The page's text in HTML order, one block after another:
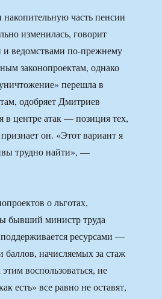
часть пенсии
изменилась, говорит
ведомствами по-прежнему
законопроектам, однако
перешла в
одобряет Дмитриев
центре атак — позиция тех,
он. «Этот вариант я
трудно найти», —
о льготах,
бывший министр труда
ресурсами —
баллов, начисляемых за стаж
воспользоваться, не
есть» все равно не оставят,